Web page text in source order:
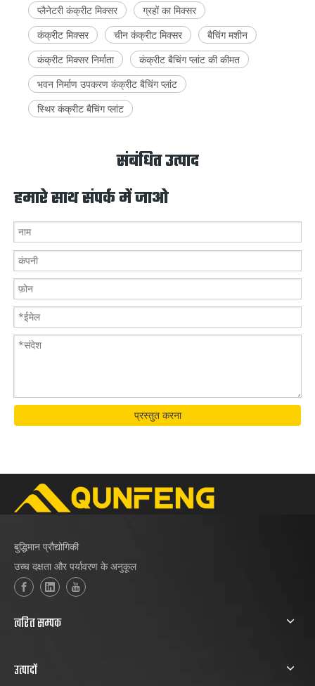
प्लैनेटरी कंक्रीट मिक्सर
ग्रहों का मिक्सर
कंक्रीट मिक्सर
चीन कंक्रीट मिक्सर
बैचिंग मशीन
कंक्रीट मिक्सर निर्माता
कंक्रीट बैचिंग प्लांट की कीमत
भवन निर्माण उपकरण कंक्रीट बैचिंग प्लांट
स्थिर कंक्रीट बैचिंग प्लांट
संबंधित उत्पाद
हमारे साथ संपर्क में जाओ
प्रस्तुत करना
बुद्धिमान प्रौद्योगिकी
उच्च दक्षता और पर्यावरण के अनुकूल
त्वरित सम्पक
उत्पादों